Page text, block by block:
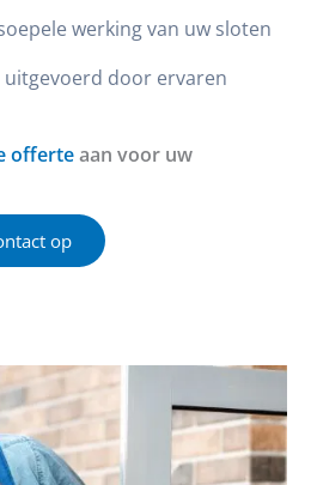
werking van uw sloten
door ervaren
offerteaan voor uw
op